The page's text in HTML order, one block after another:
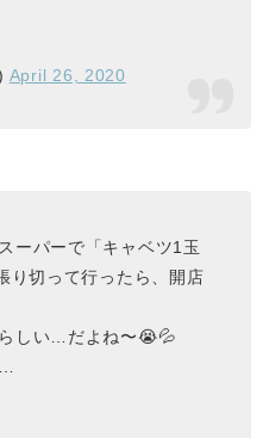
April 26, 2020
ーパーで「キャベツ1玉
り切って行ったら、開店
しい…だよね〜😭💦